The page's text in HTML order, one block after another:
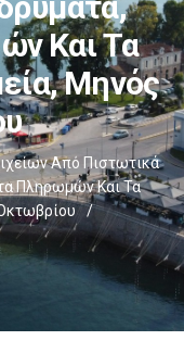
Και Τα
Μηνός
Από Πιστωτικά
Πληρωμών Και Τα
/